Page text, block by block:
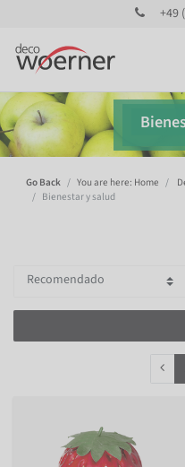
+49
Go Back You are here: Home
Bienestar y salud